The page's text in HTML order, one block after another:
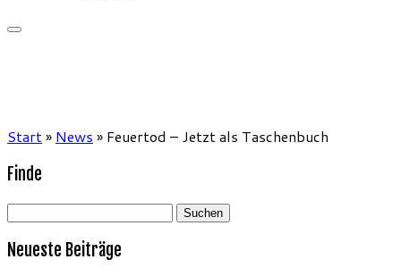
Start» News » Feuertod – Jetzt als Taschenbuch
Finde
Suchen
Neueste Beiträge